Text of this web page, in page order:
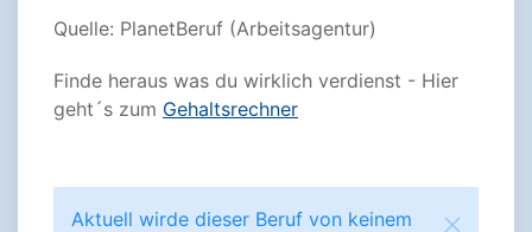
Quelle: PlanetBeruf (Arbeitsagentur)
Finde heraus was du wirklich verdienst - Hier
geht´s zum Gehaltsrechner
Aktuell wirde dieser Beruf von keinem